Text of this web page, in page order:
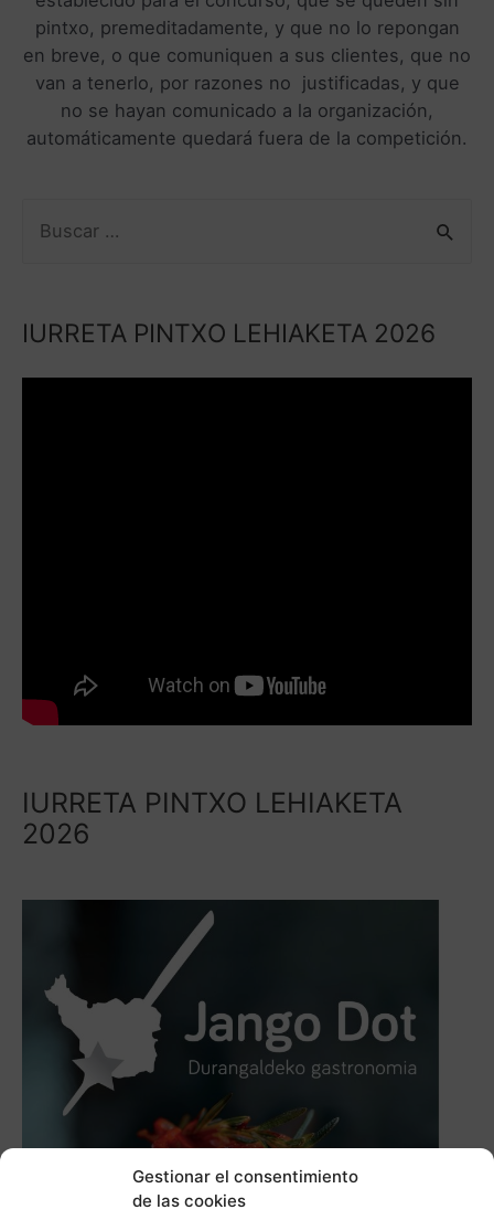
Gestionar el consentimiento
de las cookies
pintxo, premeditadamente, y que no lo repongan
en breve, o que comuniquen a sus clientes, que no
van a tenerlo, por razones no justificadas, y que
no se hayan comunicado a la organización,
automáticamente quedará fuera de la competición.
IURRETA PINTXO LEHIAKETA 2026
IURRETA PINTXO LEHIAKETA
2026